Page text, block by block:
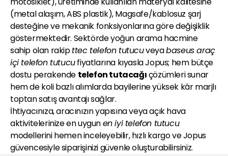
(metal alaşım, ABS plastik), Magsafe/kablosuz şarj
desteğine ve mekanik fonksiyonlarına göre değişiklik
göstermektedir. Sektörde yoğun arama hacmine
sahip olan rakipttec telefon tutucuveyabaseus araç
içi telefon tutucufiyatlarına kıyasla Jopus; hem bütçe
dostu perakende telefon tutacağıçözümleri sunar
hem de koli bazlı alımlarda bayilerine yüksek kâr marjlı
toptan satış avantajı sağlar.
İhtiyacınıza, aracınızın yapısına veya açık hava
aktivitelerinize en uygunen iyi telefon tutucu
modellerini hemen inceleyebilir, hızlı kargo ve Jopus
güvencesiyle siparişinizi güvenle oluşturabilirsiniz.